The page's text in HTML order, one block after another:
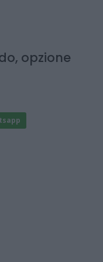
opzione